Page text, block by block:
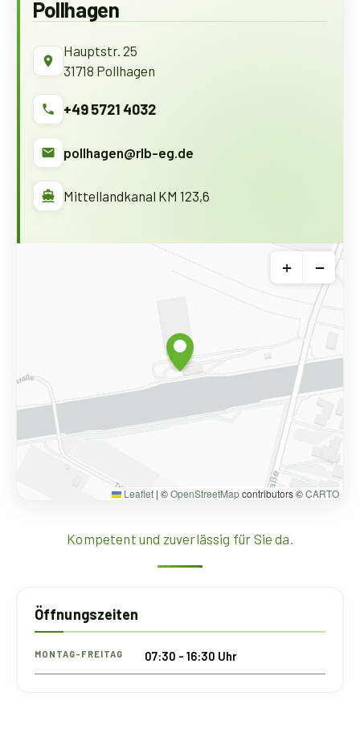
Pollhagen
Hauptstr. 25
31718 Pollhagen
+49 5721 4032
pollhagen@rlb-eg.de
Mittellandkanal KM 123,6
+ −
Leaflet | ©OpenStreetMapcontributors ©CARTO
Kompetent und zuverlässig für Sie da.
Öffnungszeiten
MONTAG-FREITAG 07:30 - 16:30 Uhr